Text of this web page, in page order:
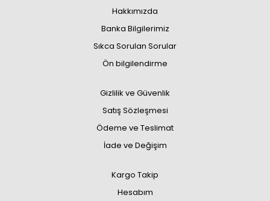
Hakkımızda
Banka Bilgilerimiz
Sıkca Sorulan Sorular
Ön bilgilendirme
Gizlilik ve Güvenlik
Satış Sözleşmesi
Ödeme ve Teslimat
İade ve Değişim
Kargo Takip
Hesabım